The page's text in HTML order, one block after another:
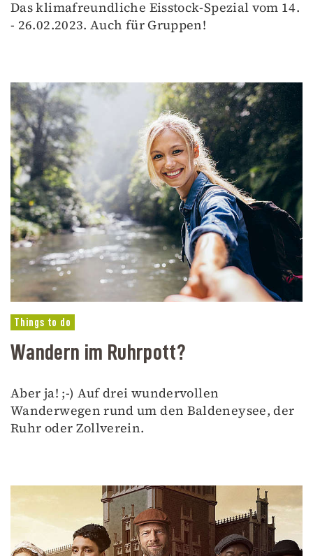
Das klimafreundliche Eisstock-Spezial vom 14.
- 26.02.2023. Auch für Gruppen!
Things to do
Wandern im Ruhrpott?
Aber ja! ;-) Auf drei wundervollen
Wanderwegen rund um den Baldeneysee, der
Ruhr oder Zollverein.